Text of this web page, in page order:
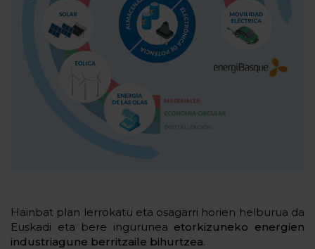
Hainbat plan lerrokatu eta osagarri horien helburua da
Euskadi eta bere ingurunea etorkizuneko energien
industriagune berritzaile bihurtzea.